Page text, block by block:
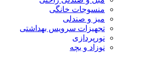
منسوجات خانگی
میز و صندلی
تجهیزات سرویس بهداشتی
نورپردازی
نوزاد و بچه